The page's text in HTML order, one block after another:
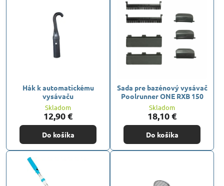
Hák k automatickému
vysávaču
Skladom
12,90 €
Do košíka
Sada pre bazénový vysávač
Poolrunner ONE RXB 150
Skladom
18,10 €
Do košíka